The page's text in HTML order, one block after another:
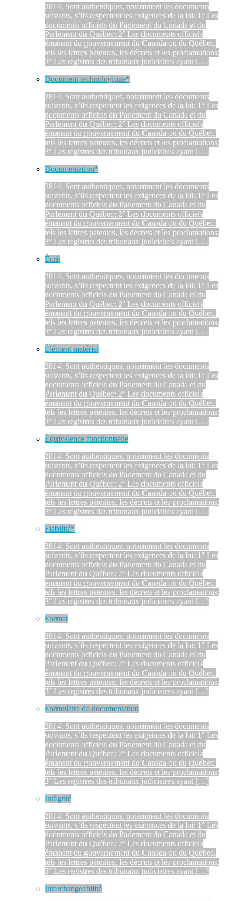
2814. Sont authentiques, notamment les documents
suivants, s’ils respectent les exigences de la loi: 1° Les
documents officiels du Parlement du Canada et du
Parlement du Québec; 2° Les documents officiels
émanant du gouvernement du Canada ou du Québec,
tels les lettres patentes, les décrets et les proclamations;
3° Les registres des tribunaux judiciaires ayant […]
Document technologique*
2814. Sont authentiques, notamment les documents
suivants, s’ils respectent les exigences de la loi: 1° Les
documents officiels du Parlement du Canada et du
Parlement du Québec; 2° Les documents officiels
émanant du gouvernement du Canada ou du Québec,
tels les lettres patentes, les décrets et les proclamations;
3° Les registres des tribunaux judiciaires ayant […]
Documentation*
2814. Sont authentiques, notamment les documents
suivants, s’ils respectent les exigences de la loi: 1° Les
documents officiels du Parlement du Canada et du
Parlement du Québec; 2° Les documents officiels
émanant du gouvernement du Canada ou du Québec,
tels les lettres patentes, les décrets et les proclamations;
3° Les registres des tribunaux judiciaires ayant […]
Écrit
2814. Sont authentiques, notamment les documents
suivants, s’ils respectent les exigences de la loi: 1° Les
documents officiels du Parlement du Canada et du
Parlement du Québec; 2° Les documents officiels
émanant du gouvernement du Canada ou du Québec,
tels les lettres patentes, les décrets et les proclamations;
3° Les registres des tribunaux judiciaires ayant […]
Élément matériel
2814. Sont authentiques, notamment les documents
suivants, s’ils respectent les exigences de la loi: 1° Les
documents officiels du Parlement du Canada et du
Parlement du Québec; 2° Les documents officiels
émanant du gouvernement du Canada ou du Québec,
tels les lettres patentes, les décrets et les proclamations;
3° Les registres des tribunaux judiciaires ayant […]
Équivalence fonctionnelle
2814. Sont authentiques, notamment les documents
suivants, s’ils respectent les exigences de la loi: 1° Les
documents officiels du Parlement du Canada et du
Parlement du Québec; 2° Les documents officiels
émanant du gouvernement du Canada ou du Québec,
tels les lettres patentes, les décrets et les proclamations;
3° Les registres des tribunaux judiciaires ayant […]
Fiabilité*
2814. Sont authentiques, notamment les documents
suivants, s’ils respectent les exigences de la loi: 1° Les
documents officiels du Parlement du Canada et du
Parlement du Québec; 2° Les documents officiels
émanant du gouvernement du Canada ou du Québec,
tels les lettres patentes, les décrets et les proclamations;
3° Les registres des tribunaux judiciaires ayant […]
Format
2814. Sont authentiques, notamment les documents
suivants, s’ils respectent les exigences de la loi: 1° Les
documents officiels du Parlement du Canada et du
Parlement du Québec; 2° Les documents officiels
émanant du gouvernement du Canada ou du Québec,
tels les lettres patentes, les décrets et les proclamations;
3° Les registres des tribunaux judiciaires ayant […]
Formulaire de documentation
2814. Sont authentiques, notamment les documents
suivants, s’ils respectent les exigences de la loi: 1° Les
documents officiels du Parlement du Canada et du
Parlement du Québec; 2° Les documents officiels
émanant du gouvernement du Canada ou du Québec,
tels les lettres patentes, les décrets et les proclamations;
3° Les registres des tribunaux judiciaires ayant […]
Intégrité
2814. Sont authentiques, notamment les documents
suivants, s’ils respectent les exigences de la loi: 1° Les
documents officiels du Parlement du Canada et du
Parlement du Québec; 2° Les documents officiels
émanant du gouvernement du Canada ou du Québec,
tels les lettres patentes, les décrets et les proclamations;
3° Les registres des tribunaux judiciaires ayant […]
Interchangeabilité